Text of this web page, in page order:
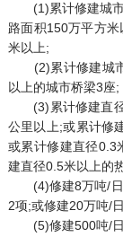
(1)累计修建城市
路面积150万平方
米以上;
(2)累计修建城市
以上的城市桥梁3座;
(3)累计修建直径
公里以上;或累计修
或累计修建直径0.3
建直径0.5米以上的
(4)修建8万吨/日
2项;或修建20万吨/
(5)修建500吨/日